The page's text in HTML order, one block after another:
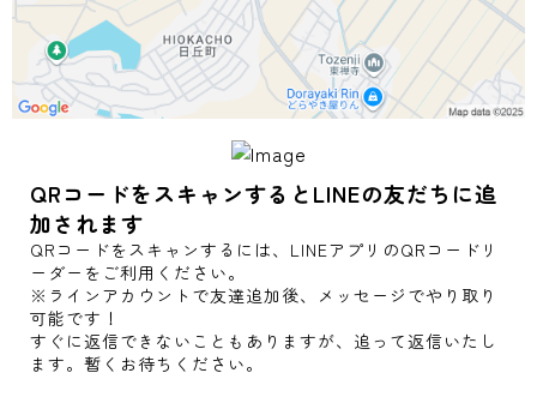
QRコードをスキャンするとLINEの友だちに追
加されます
QRコードをスキャンするには、LINEアプリのQRコードリ
ーダーをご利用ください。
※ラインアカウントで友達追加後、メッセージでやり取り
可能です！
すぐに返信できないこともありますが、追って返信いたし
ます。暫くお待ちください。